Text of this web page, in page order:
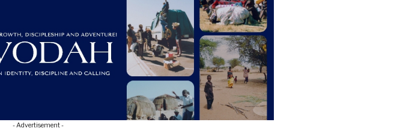
- Advertisement -